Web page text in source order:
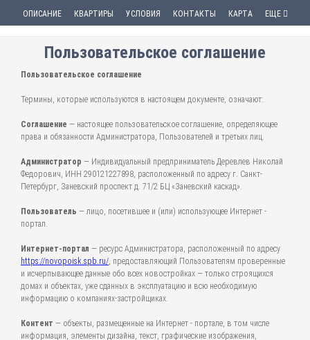
ОПИСАНИЕ КВАРТИРЫ УСЛОВИЯ КОНТАКТЫ КАРТА ЕЩЕ
Пользовательское соглашение
Пользовательское соглашение
Термины, которые используются в настоящем документе, означают:
Соглашение — настоящее пользовательское соглашение, определяющее
права и обязанности Администратора, Пользователей и третьих лиц.
Администратор — Индивидуальный предприниматель Деревлев Николай
Федорович, ИНН 290121227898, расположенный по адресу г. Санкт-
Петербург, Заневский проспект д. 71/2 БЦ «Заневский каскад».
Пользователь — лицо, посетившее и (или) использующее Интернет -
портал.
Интернет-портал — ресурс Администратора, расположенный по адресу
https://novopoisk.spb.ru/, предоставляющий Пользователям проверенные
и исчерпывающее данные обо всех новостройках — только строящихся
домах и объектах, уже сданных в эксплуатацию и всю необходимую
информацию о компаниях-застройщиках.
Контент — объекты, размещенные на Интернет - портале, в том числе
информация, элементы дизайна, текст, графические изображения,